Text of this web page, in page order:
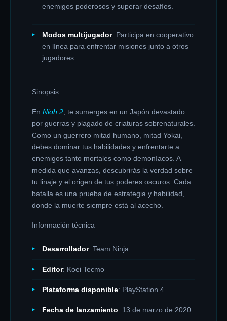
enemigos poderosos y superar desafíos.
Modos multijugador: Participa en cooperativo
en línea para enfrentar misiones junto a otros
jugadores.
Sinopsis
En Nioh 2, te sumerges en un Japón devastado
por guerras y plagado de criaturas sobrenaturales.
Como un guerrero mitad humano, mitad Yokai,
debes dominar tus habilidades y enfrentarte a
enemigos tanto mortales como demoníacos. A
medida que avanzas, descubrirás la verdad sobre
tu linaje y el origen de tus poderes oscuros. Cada
batalla es una prueba de estrategia y habilidad,
donde la muerte siempre está al acecho.
Información técnica
Desarrollador: Team Ninja
Editor: Koei Tecmo
Plataforma disponible: PlayStation 4
Fecha de lanzamiento: 13 de marzo de 2020